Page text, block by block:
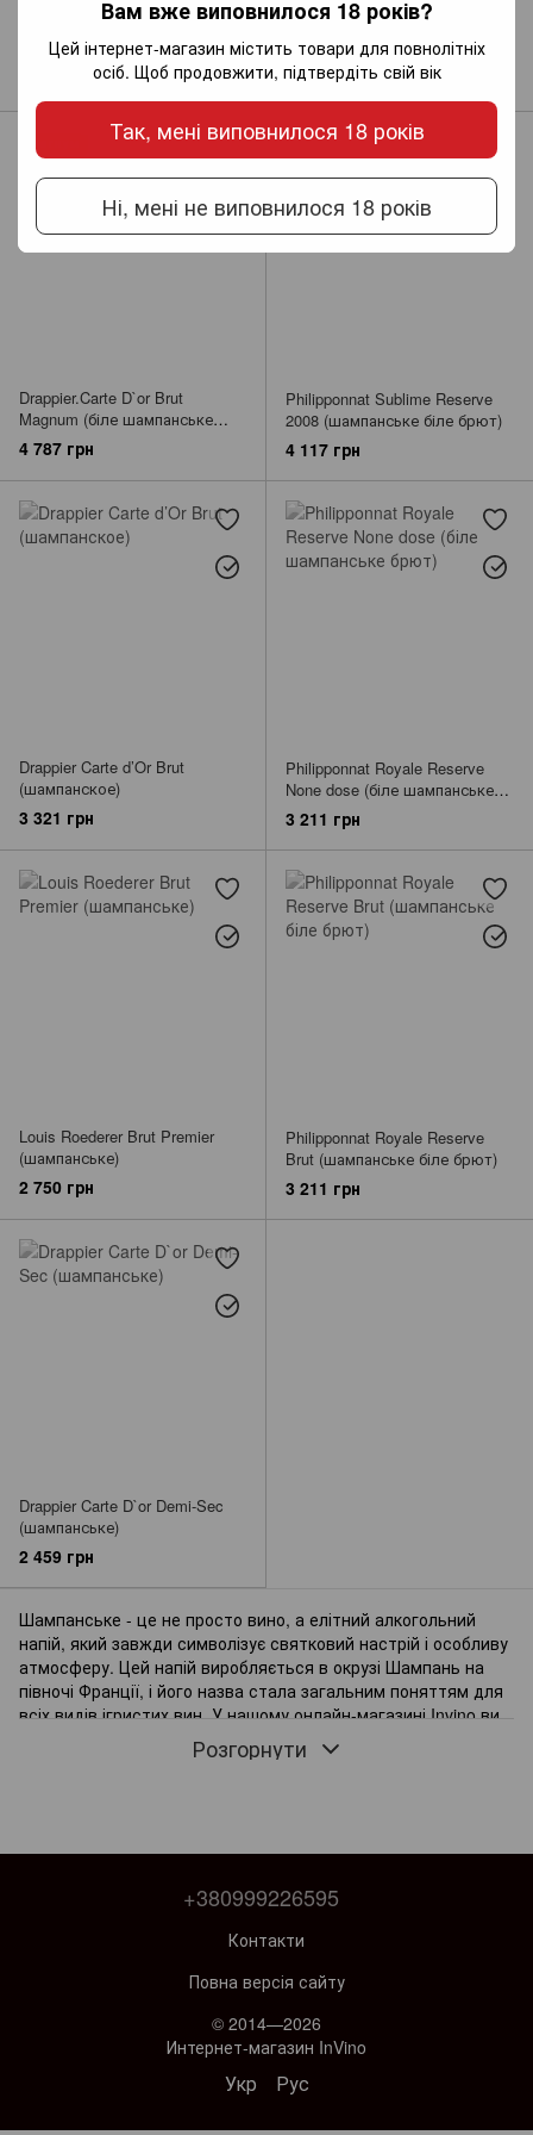
Вам вже виповнилося 18 років?
Цей інтернет-магазин містить товари для повнолітніх
осіб. Щоб продовжити, підтвердіть свій вік
Так, мені виповнилося 18 років
Ні, мені не виповнилося 18 років
Dosage (шампанське)
4 409 грн
Drappier Millesime Exception
(біле шампанське брют)
3 985 грн
Drappier.Carte D`or Brut
Magnum (біле шампанське
брют)
4 787 грн
Philipponnat Sublime Reserve
2008 (шампанське біле брют)
4 117 грн
Drappier Carte d’Or Brut
(шампанское)
3 321 грн
Philipponnat Royale Reserve
None dose (біле шампанське
брют)
3 211 грн
Louis Roederer Brut Premier
(шампанське)
2 750 грн
Philipponnat Royale Reserve
Brut (шампанське біле брют)
3 211 грн
Drappier Carte D`or Demi-Sec
(шампанське)
2 459 грн
Шампанське - це не просто вино, а елітний алкогольний
напій, який завжди символізує святковий настрій і особливу
атмосферу. Цей напій виробляється в окрузі Шампань на
півночі Франції, і його назва стала загальним поняттям для
всіх видів ігристих вин. У нашому онлайн-магазині Invino ви
можете придбати французьке шампанське високої якості з
доставкою по Україні.
пляшки з додаванням дріжджів і цукру. Після другого
бродіння вину додається дозрівання від 15 місяців до 3-х
років, що надає шампанському його характерний смак та
Найпопулярніші в нашому інтернет-магазині виробники
Billecart-Salmon - це французький виробник
шампанського, що був заснований у 1818 році. Відомий
своєю традиційною технологією виробництва, вино від
Розгорнути
+380999226595
Контакти
Повна версія сайту
© 2014—2026
Интернет-магазин InVino
Укр Рус